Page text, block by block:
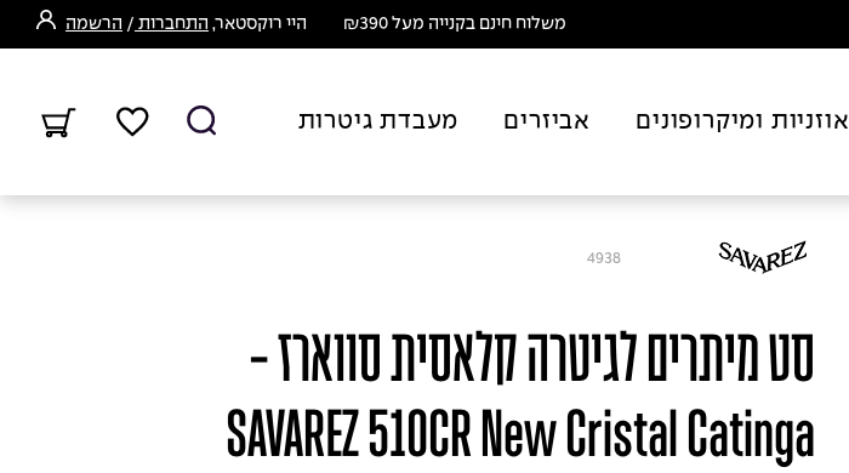
משלוח חינם בקנייה מעל ₪390 היי רוקסטאר, התחברות / הרשמה
אוזניות ומיקרופונים אביזרים מעבדת גיטרות
4938
סט מיתרים לגיטרה קלאסית סווארז -
SAVAREZ 510CR New Cristal Catinga